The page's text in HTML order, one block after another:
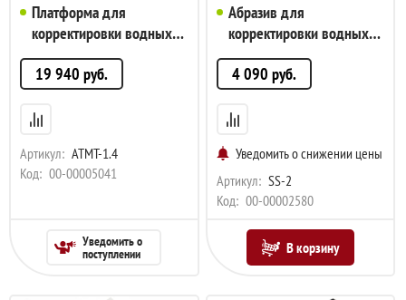
Платформа для
корректировки водных
камней ATOMA Tsuboman,
алмаз, 140 грит,
210x75x51мм, арт.
ATMT-1.4
19 940 руб.
Артикул: ATMT-1.4
Код: 00-00005041
Уведомить о
поступлении
Абразив для
корректировки водных
камней Suehiro, 280 грит,
206х53х27мм, арт. SS-2
4 090 руб.
Уведомить о снижении цены
Артикул: SS-2
Код: 00-00002580
В корзину